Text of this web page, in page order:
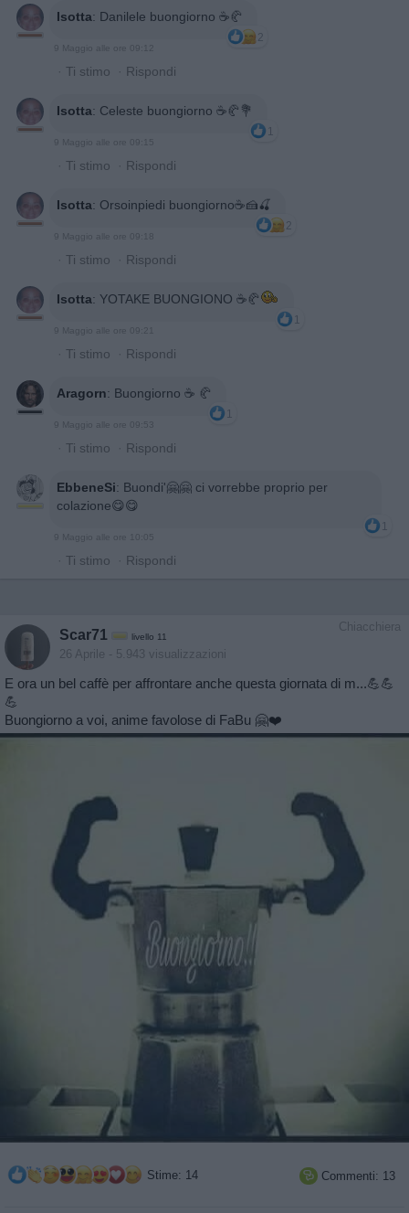
Isotta: Danilele buongiorno ☕️🥐
2
9 Maggio alle ore 09:12
· Ti stimo · Rispondi
Isotta: Celeste buongiorno ☕️🥐💐
1
9 Maggio alle ore 09:15
· Ti stimo · Rispondi
Isotta: Orsoinpiedi buongiorno☕️🍰🍒
2
9 Maggio alle ore 09:18
· Ti stimo · Rispondi
Isotta: YOTAKE BUONGIONO ☕️🥐
1
9 Maggio alle ore 09:21
· Ti stimo · Rispondi
Aragorn: Buongiorno ☕️ 🥐
1
9 Maggio alle ore 09:53
· Ti stimo · Rispondi
EbbeneSi: Buondi'🤗🤗 ci vorrebbe proprio per
colazione😋😋
1
9 Maggio alle ore 10:05
· Ti stimo · Rispondi
Chiacchiera
Scar71 livello 11
26 Aprile - 5.943 visualizzazioni
E ora un bel caffè per affrontare anche questa giornata di m...💪💪
💪
Buongiorno a voi, anime favolose di FaBu 🤗❤️
Stime: 14  Commenti: 13